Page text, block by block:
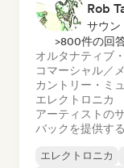
Rob
サウン
>800件の回
オルタナティブ
コマーシャル／
カントリー・ミ
エレクトロニカ
アーティストの
バックを提供する
エレクトロニカ